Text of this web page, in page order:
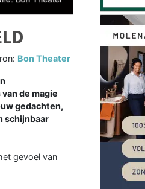
Bon Theater
de magie
gedachten,
schijnbaar
gevoel van